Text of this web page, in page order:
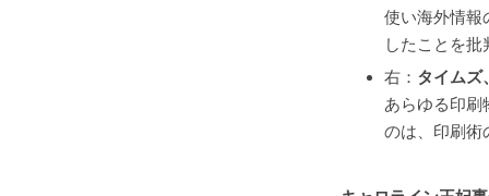
使い海外情報
したことを批
右： タイムズ
あらゆる印刷
のは、印刷術